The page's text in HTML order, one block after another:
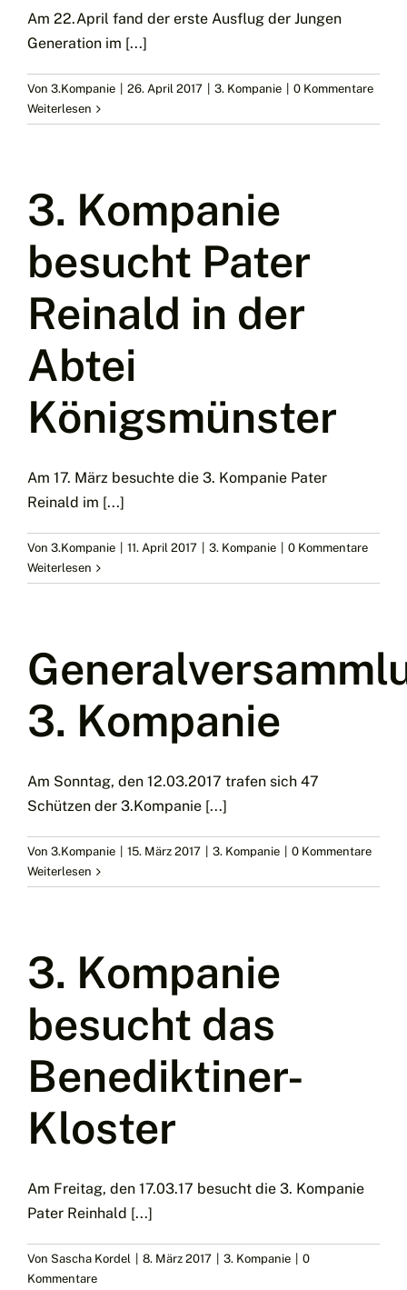
Am 22.April fand der erste Ausflug der Jungen
Generation im [...]
Von 3.Kompanie 26. April 2017 3. Kompanie
0 Kommentare
Weiterlesen
3. Kompanie
besucht Pater
Reinald in der
Abtei
Königsmünster
Am 17. März besuchte die 3. Kompanie Pater
Reinald im [...]
Von 3.Kompanie 11. April 2017 3. Kompanie
0 Kommentare
Weiterlesen
3. Kompanie
Am Sonntag, den 12.03.2017 trafen sich 47
Schützen der 3.Kompanie [...]
Von 3.Kompanie 15. März 2017 3. Kompanie
0 Kommentare
Weiterlesen
3. Kompanie
besucht das
Benediktiner-
Kloster
Am Freitag, den 17.03.17 besucht die 3. Kompanie
Pater Reinhald [...]
Von Sascha Kordel 8. März 2017 3. Kompanie
0
Kommentare